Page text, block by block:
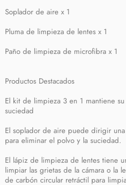
Soplador de aire x 1
Pluma de limpieza de lentes x 1
Paño de limpieza de microfibra x 1
Productos Destacados
El kit de limpieza 3 en 1 mantiene
suciedad
El soplador de aire puede dirigir
para eliminar el polvo y la suciedad.
El lápiz de limpieza de lentes tiene
limpiar las grietas de la cámara o la
de carbón circular retráctil para